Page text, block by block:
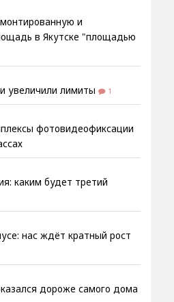
и
в Якутске "площадью
увеличили лимиты 1
фотовидеофиксации
каким будет третий
нас ждёт кратный рост
дороже самого дома